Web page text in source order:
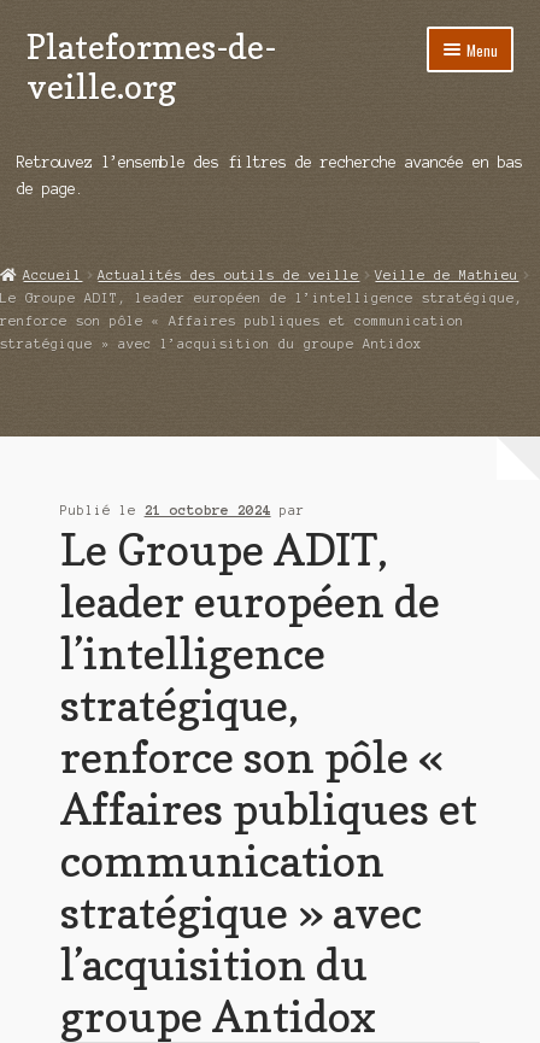
Aller
à
la
Aller
au
contenu
Plateformes-de-
veille.org
Menu
Répertoire d’ouitils
Démos vidéos
Ouvrir
Actualités
Retrouvez l’ensemble des filtres de recherche avancée en bas
de page.
Accueil Actualités des outils de veille
Veille de Mathieu
Le Groupe ADIT, leader européen de l’intelligence stratégique,
renforce son pôle « Affaires publiques et communication
stratégique » avec l’acquisition du groupe Antidox
Publié le 21 octobre 2024 par
Le Groupe ADIT,
leader européen de
l’intelligence
stratégique,
renforce son pôle «
Affaires publiques et
communication
stratégique » avec
l’acquisition du
groupe Antidox